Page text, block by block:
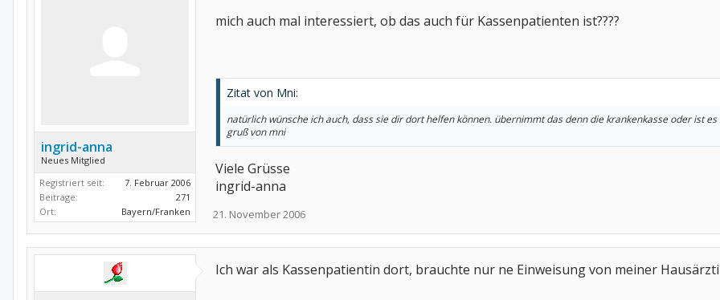
ingrid-anna
Neues Mitglied
Registriert seit:
7. Februar 2006
Beiträge:
271
Ort:
Bayern/Franken
mich auch mal interessiert, ob das auch für Kassenpatienten ist????
Zitat von Mni:
natürlich wünsche ich auch, dass sie dir dort helfen können. übernimmt das denn die krankenkasse oder ist
gruß von mni
Viele Grüsse
ingrid-anna
21. November 2006
Ich war als Kassenpatientin dort, brauchte nur ne Einweisung von meiner